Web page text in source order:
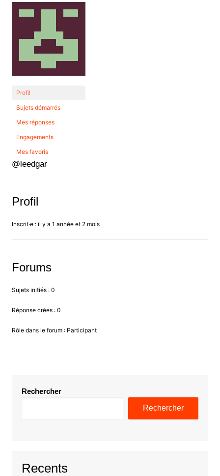
Profil
Sujets démarrés
Mes réponses
Engagements
Mes favoris
@leedgar
Profil
Inscrit·e : il y a 1 année et 2 mois
Forums
Sujets initiés : 0
Réponse crées : 0
Rôle dans le forum : Participant
Rechercher
Rechercher
Recents